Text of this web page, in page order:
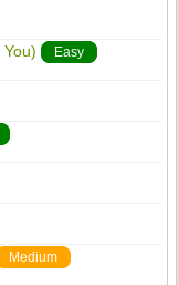
Easy
Medium